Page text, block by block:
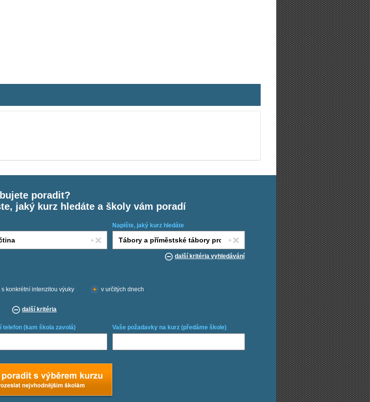
poradit?
jaký kurz hledáte a školy vám poradí
Napište, jaký kurz hledáte
další kritéria vyhledávání
s konkrétní intenzitou výuky v určitých dnech
další kritéria
telefon (kam škola zavolá) Vaše požadavky na kurz (předáme škole)